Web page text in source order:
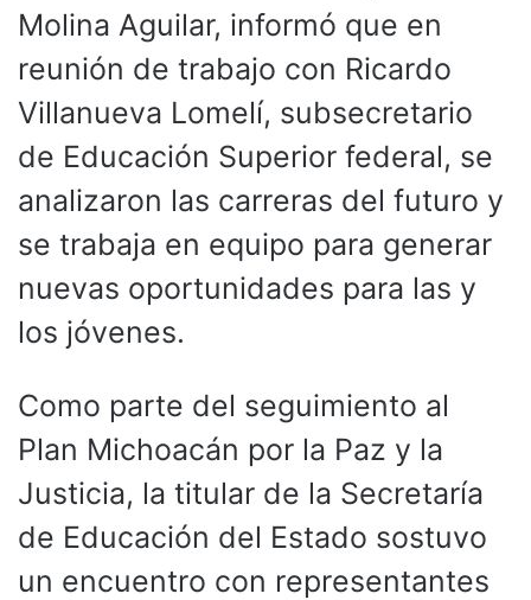
Molina Aguilar, informó que en
reunión de trabajo con Ricardo
Villanueva Lomelí, subsecretario
de Educación Superior federal, se
analizaron las carreras del futuro y
se trabaja en equipo para generar
nuevas oportunidades para las y
los jóvenes.
Como parte del seguimiento al
Plan Michoacán por la Paz y la
Justicia, la titular de la Secretaría
de Educación del Estado sostuvo
un encuentro con representantes